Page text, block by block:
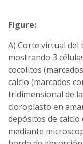
Figure:
A) Corte virtual
mostrando 3
cocolitos
calcio (marcados
tridimensional de
cloroplasto en
depósitos de calcio
mediante